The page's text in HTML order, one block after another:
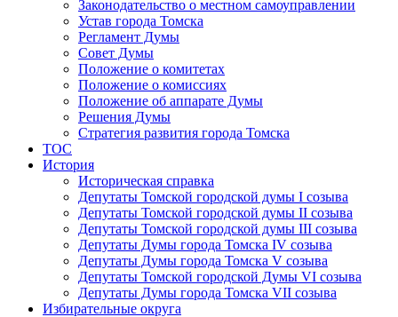
Законодательство о местном самоуправлении
Устав города Томска
Регламент Думы
Совет Думы
Положение о комитетах
Положение о комиссиях
Положение об аппарате Думы
Решения Думы
Стратегия развития города Томска
ТОС
История
Историческая справка
Депутаты Томской городской думы I созыва
Депутаты Томской городской думы II созыва
Депутаты Томской городской думы III созыва
Депутаты Думы города Томска IV созыва
Депутаты Думы города Томска V созыва
Депутаты Томской городской Думы VI созыва
Депутаты Думы города Томска VII созыва
Избирательные округа